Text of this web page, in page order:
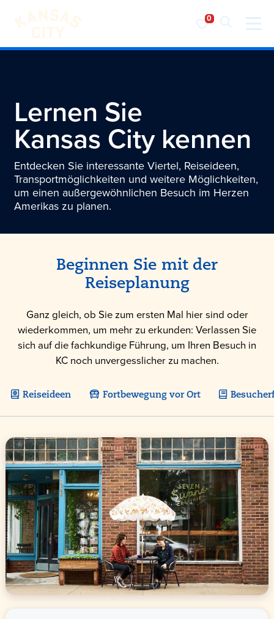
Besuchen Sie KC
Lernen Sie
Kansas Citykennen
Entdecken Sie interessante Viertel, Reiseideen,
Transportmöglichkeiten und weitere Möglichkeiten,
um einen außergewöhnlichen Besuch im Herzen
Amerikas zu planen.
Beginnen Sie mit der
Reiseplanung
Ganz gleich, ob Sie zum ersten Mal hier sind oder
wiederkommen, um mehr zu erkunden: Verlassen Sie
sich auf die fachkundige Führung, um Ihren Besuch in
KC noch unvergesslicher zu machen.
Reiseideen Fortbewegung vor Ort